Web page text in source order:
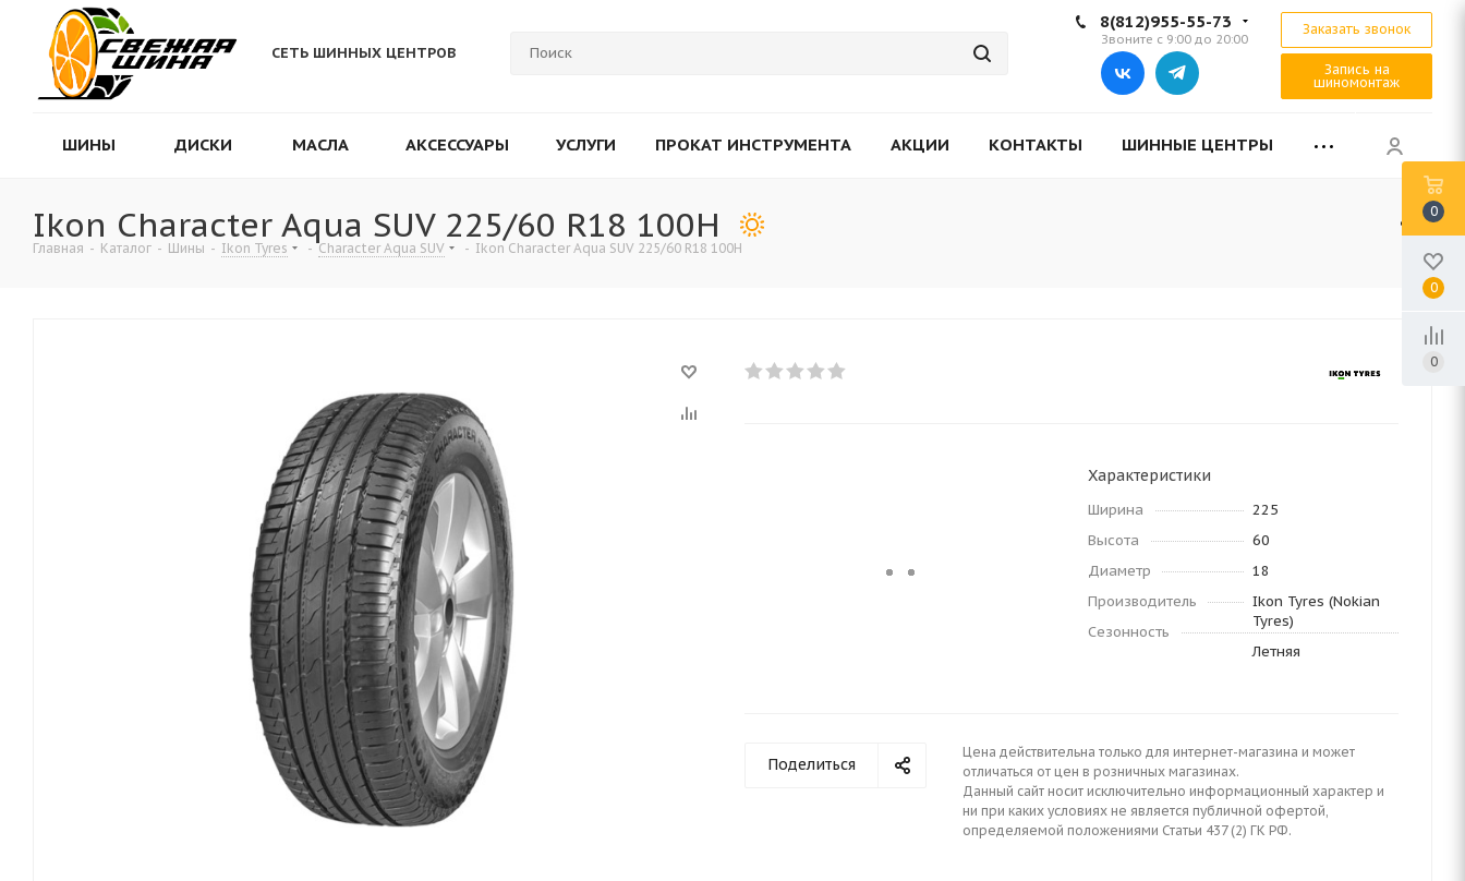
СЕТЬ ШИННЫХ ЦЕНТРОВ
8(812)955-55-73
Звоните с 9:00 до 20:00
Заказать звонок
Запись на
шиномонтаж
ШИНЫ ДИСКИ МАСЛА АКСЕССУАРЫ УСЛУГИ ПРОКАТ ИНСТРУМЕНТА АКЦИИ КОНТАКТЫ ШИННЫЕ ЦЕНТРЫ
Ikon Character Aqua SUV 225/60 R18 100H
Главная - Каталог - Шины - Ikon Tyres - Character Aqua SUV - Ikon Character Aqua SUV 225/60 R18 100H
Характеристики
Ширина
225
Высота
60
Диаметр
18
Производитель
Ikon Tyres (Nokian
Tyres)
Сезонность
Летняя
Поделиться
Цена действительна только для интернет-магазина и может
отличаться от цен в розничных магазинах.
Данный сайт носит исключительно информационный характер и
ни при каких условиях не является публичной офертой,
определяемой положениями Статьи 437 (2) ГК РФ.
0
0
0